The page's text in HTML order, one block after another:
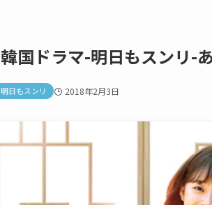
韓国ドラマ-明日もスンリ-
明日もスンリ 2018年2月3日